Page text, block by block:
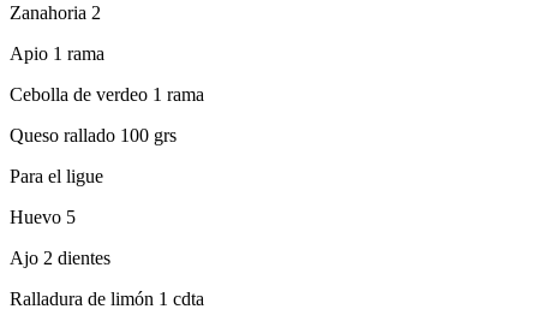
Zanahoria 2
Apio 1 rama
Cebolla de verdeo 1 rama
Queso rallado 100 grs
Para el ligue
Huevo 5
Ajo 2 dientes
Ralladura de limón 1 cdta